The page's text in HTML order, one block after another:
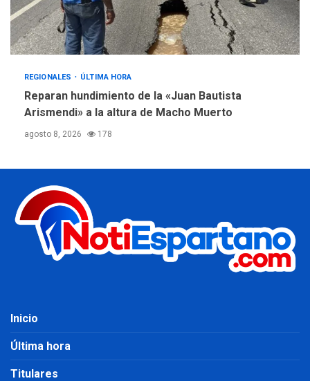
REGIONALES ÚLTIMA HORA
Reparan hundimiento de la «Juan Bautista
Arismendi» a la altura de Macho Muerto
agosto 8, 2026 178
Inicio
Última hora
Titulares